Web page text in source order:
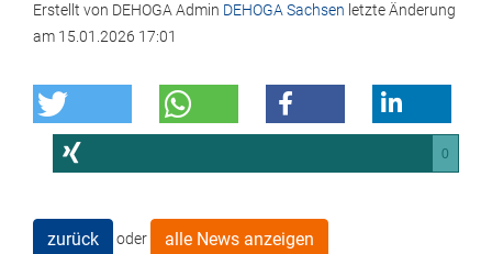
Erstellt von DEHOGA Admin DEHOGA Sachsen letzte Änderung
am 15.01.2026 17:01
0
zurück oder alle News anzeigen